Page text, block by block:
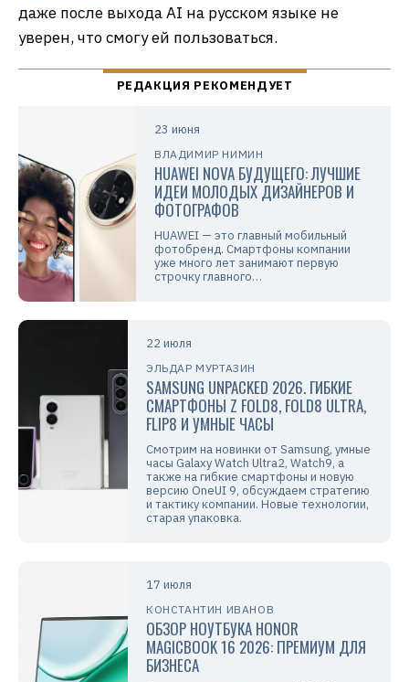
даже после выхода AI на русском языке не
уверен, что смогу ей пользоваться.
23 июня
ВЛАДИМИР НИМИН
HUAWEI NOVA БУДУЩЕГО: ЛУЧШИЕ
ИДЕИ МОЛОДЫХ ДИЗАЙНЕРОВ И
ФОТОГРАФОВ
HUAWEI — это главный мобильный
фотобренд. Смартфоны компании
уже много лет занимают первую
строчку главного…
22 июля
ЭЛЬДАР МУРТАЗИН
SAMSUNG UNPACKED 2026. ГИБКИЕ
СМАРТФОНЫ Z FOLD8, FOLD8 ULTRA,
FLIP8 И УМНЫЕ ЧАСЫ
Смотрим на новинки от Samsung, умные
часы Galaxy Watch Ultra2, Watch9, а
также на гибкие смартфоны и новую
версию OneUI 9, обсуждаем стратегию
и тактику компании. Новые технологии,
старая упаковка.
17 июля
КОНСТАНТИН ИВАНОВ
ОБЗОР НОУТБУКА HONOR
MAGICBOOK 16 2026: ПРЕМИУМ ДЛЯ
БИЗНЕСА